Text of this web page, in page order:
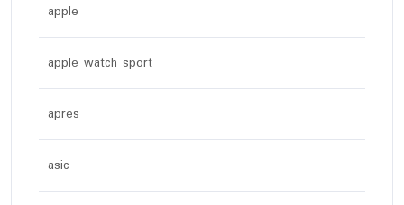
apple
apple watch sport
apres
asic